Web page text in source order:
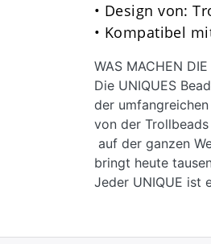
• Design von:
• Kompatibel
WAS MACHEN
Die UNIQUES
der
von der
auf der ganzen
bringt heute
Jeder UNIQUE ist